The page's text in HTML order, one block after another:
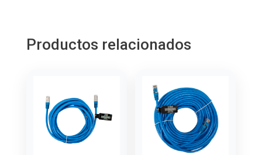
Productos relacionados